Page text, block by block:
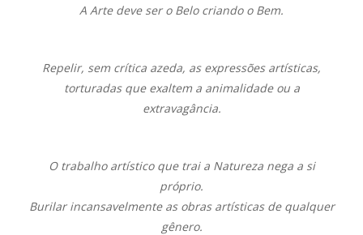
A Arte deve ser o Belo criando o Bem.
Repelir, sem crítica azeda, as expressões artísticas,
torturadas que exaltem a animalidade ou a
extravagância.
O trabalho artístico que trai a Natureza nega a si
próprio.
Burilar incansavelmente as obras artísticas de qualquer
gênero.